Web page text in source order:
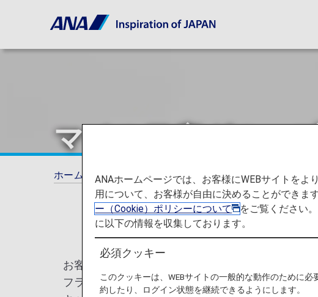
マイル口座グループ
ホーム ANAマイレージクラブ マイル口座グループ
お客様のマイル口座に積算されるマイルは、積算
フライトやライフソリューションサービス*1のご
ANAホームページでは、お客様にWEBサイトを
用について、お客様が自由に決めることができま
ー（Cookie）ポリシーについて
をご覧ください
に以下の情報を収集しております。
必須クッキー
このクッキーは、WEBサイトの一般的な動作のために
約したり、ログイン状態を継続できるようにします。